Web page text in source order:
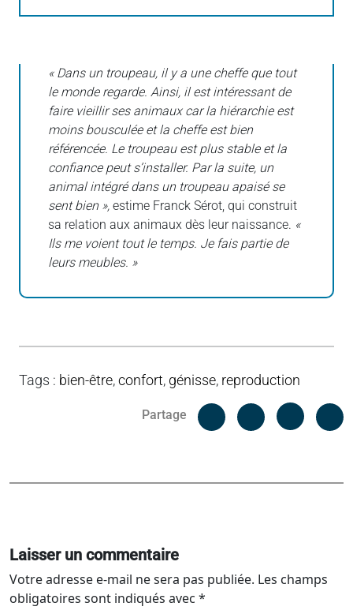
« Dans un troupeau, il y a une cheffe que tout
le monde regarde. Ainsi, il est intéressant de
faire vieillir ses animaux car la hiérarchie est
moins bousculée et la cheffe est bien
référencée. Le troupeau est plus stable et la
confiance peut s’installer. Par la suite, un
animal intégré dans un troupeau apaisé se
sent bien », estime Franck Sérot, qui construit
sa relation aux animaux dès leur naissance. «
Ils me voient tout le temps. Je fais partie de
leurs meubles. »
Tags : bien-être,confort, génisse, reproduction
Partage
Facebook
Laisser un commentaire
Votre adresse e-mail ne sera pas publiée. Les champs
obligatoires sont indiqués avec *